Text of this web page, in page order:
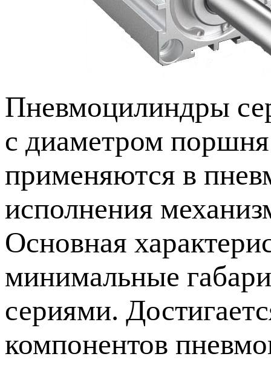
Пневмоцилиндры
с диаметром
применяются в
исполнения
Основная
минимальные
сериями.
компонентов